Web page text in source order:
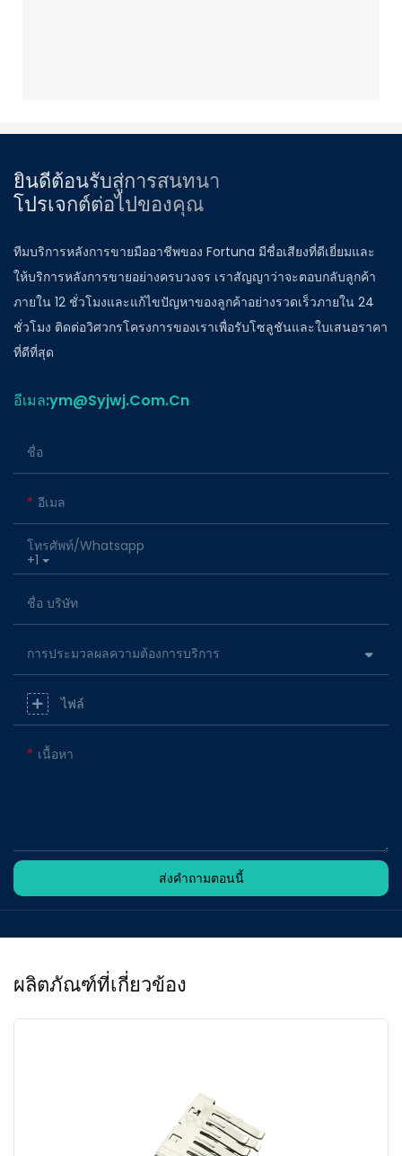
ยินดีต้อนรับสู่การสนทนา
โปรเจกต์ต่อไปของคุณ
ทีมบริการหลังการขายมืออาชีพของ Fortuna มีชื่อเสียงที่ดีเยี่ยมและ
ให้บริการหลังการขายอย่างครบวงจร เราสัญญาว่าจะตอบกลับลูกค้า
ภายใน 12 ชั่วโมงและแก้ไขปัญหาของลูกค้าอย่างรวดเร็วภายใน 24
ชั่วโมง ติดต่อวิศวกรโครงการของเราเพื่อรับโซลูชันและใบเสนอราคา
ที่ดีที่สุด
อีเมล:ym@Syjwj.Com.Cn
ชื่อ
อีเมล
+1
โทรศัพท์/whatsapp
ชื่อ บริษัท
การประมวลผลความต้องการบริการ
ไฟล์
เนื้อหา
ส่งคำถามตอนนี้
ผลิตภัณฑ์ที่เกี่ยวข้อง